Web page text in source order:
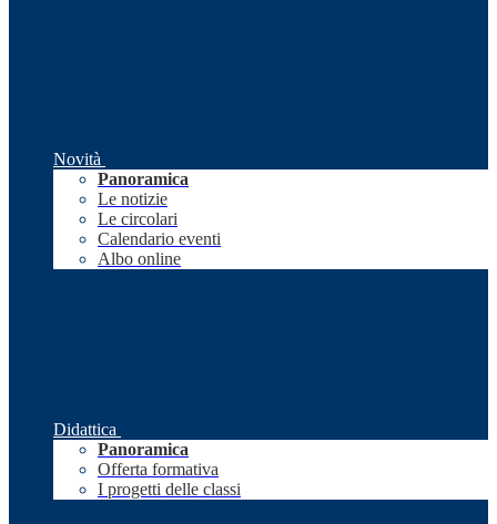
Novità
Panoramica
Le notizie
Le circolari
Calendario eventi
Albo online
Didattica
Panoramica
Offerta formativa
I progetti delle classi